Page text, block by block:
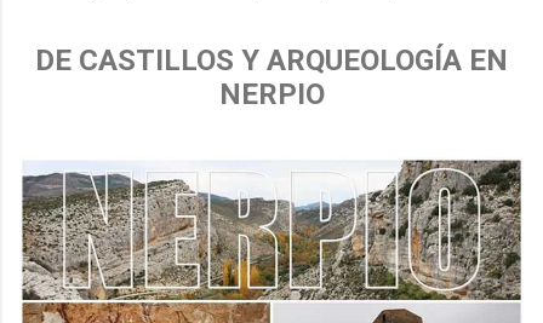
DE CASTILLOS Y ARQUEOLOGÍA EN
NERPIO